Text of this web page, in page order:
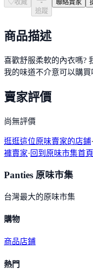
♡ 收藏
追蹤
聯絡賣家
商品描述
喜歡舒服柔軟的內衣嗎?
我的味道不介意可以購買
賣家評價
尚無評價
逛逛這位原味賣家的店鋪·
褲賣家·回到原味市集首頁
Panties 原味市集
台灣最大的原味市集
購物
商品店鋪
熱門